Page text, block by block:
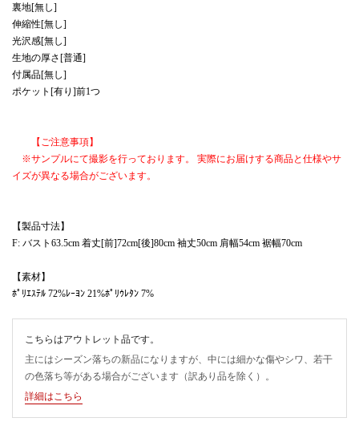
裏地[無し]
伸縮性[無し]
光沢感[無し]
生地の厚さ[普通]
付属品[無し]
ポケット[有り]前1つ
【ご注意事項】
※サンプルにて撮影を行っております。 実際にお届けする商品と仕様やサ
イズが異なる場合がございます。
【製品寸法】
F: バスト63.5cm 着丈[前]72cm[後]80cm 袖丈50cm 肩幅54cm 裾幅70cm
【素材】
ﾎﾟﾘｴｽﾃﾙ 72%ﾚｰﾖﾝ 21%ﾎﾟﾘｳﾚﾀﾝ 7%
こちらはアウトレット品です。
主にはシーズン落ちの新品になりますが、中には細かな傷やシワ、若干
の色落ち等がある場合がございます（訳あり品を除く）。
詳細はこちら